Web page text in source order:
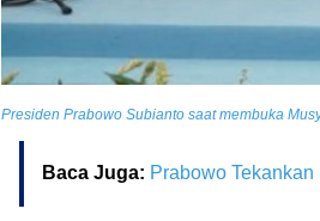
Presiden Prabowo Subianto saat membuka
Baca Juga: Prabowo